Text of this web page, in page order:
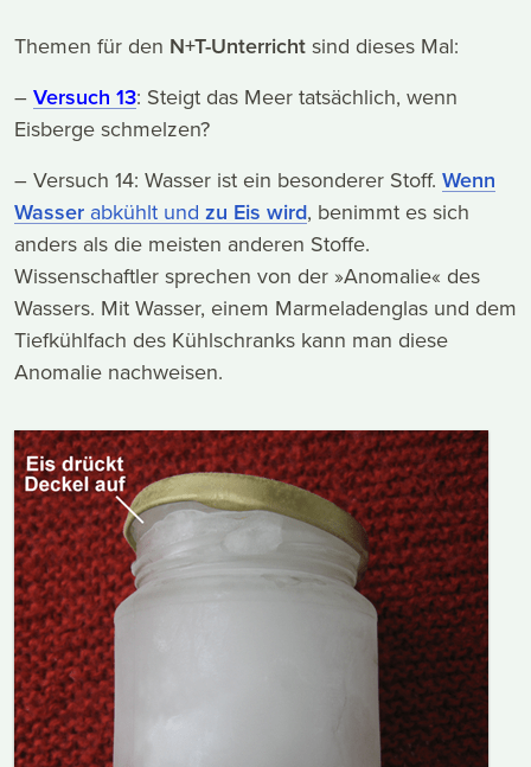
Themen für den N+T-Unterricht sind dieses Mal:
– Versuch 13: Steigt das Meer tatsächlich, wenn
Eisberge schmelzen?
– Versuch 14: Wasser ist ein besonderer Stoff. Wenn
Wasser abkühlt und zu Eis wird, benimmt es sich
anders als die meisten anderen Stoffe.
Wissenschaftler sprechen von der »Anomalie« des
Wassers. Mit Wasser, einem Marmeladenglas und dem
Tiefkühlfach des Kühlschranks kann man diese
Anomalie nachweisen.